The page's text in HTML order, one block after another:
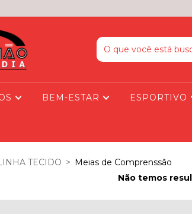
BEM-ESTAR ESPORTIVO
TECIDO > Meias de Comprenssão
Não temos